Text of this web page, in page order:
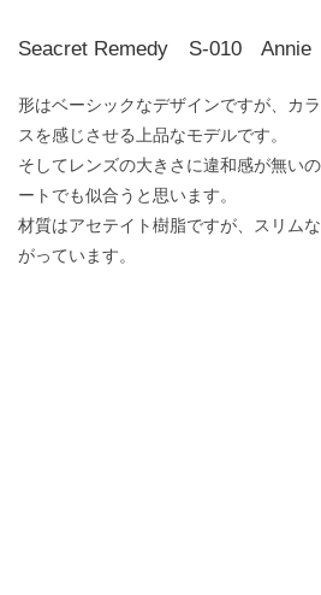
Seacret Remedy S-010 Annie
形はベーシックなデザインですが、カ
スを感じさせる上品なモデルです。
そしてレンズの大きさに違和感が無い
ートでも似合うと思います。
材質はアセテイト樹脂ですが、スリム
がっています。